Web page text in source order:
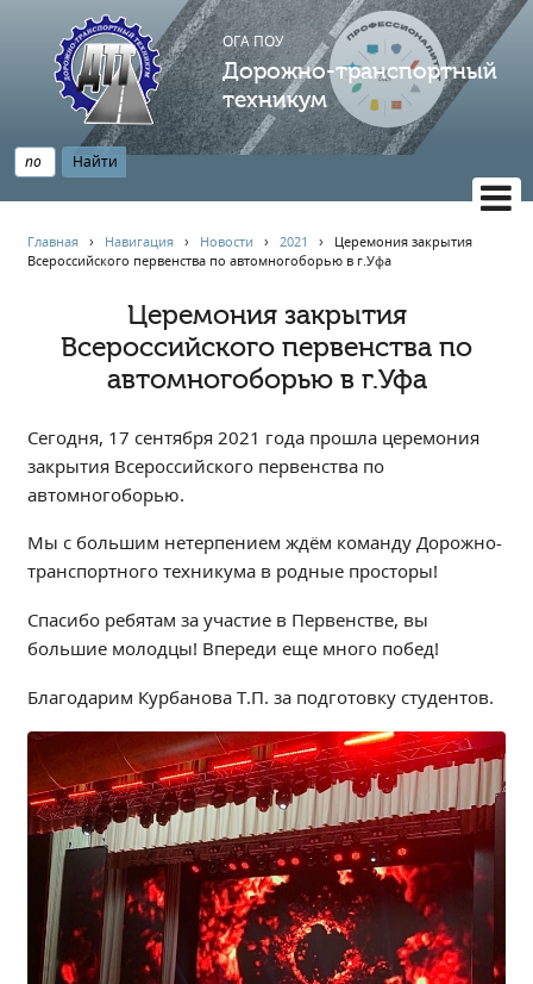
ОГА ПОУ
Дорожно-транспортный
техникум
НАВИГАЦИЯ
Профессионалитет
АБИТУРИЕНТУ
Новости
Наблюдательный совет
Независимая оценка качества
Профориентация
Обращения онлайн
Контакты
Региональный центр по профилактике ДДТТ
Центр карьеры
Противодействие коррупции
Всероссийское чемпионатное движение
Региональная инновационная площадка
СВЕДЕНИЯ ОБ ОБРАЗОВАТЕЛЬНОЙ ОРГАНИЗАЦИИ
Основные сведения
Главная › Навигация › Новости ›2021 › ️Церемония закрытия
Всероссийского первенства по автомногоборью в г.Уфа️
️Церемония закрытия
Всероссийского первенства по
автомногоборью в г.Уфа️
Сегодня, 17 сентября 2021 года прошла церемония
закрытия Всероссийского первенства по
автомногоборью.
Мы с большим нетерпением ждём команду Дорожно-
транспортного техникума в родные просторы!
Спасибо ребятам за участие в Первенстве, вы
большие молодцы! Впереди еще много побед!
Благодарим Курбанова Т.П. за подготовку студентов.